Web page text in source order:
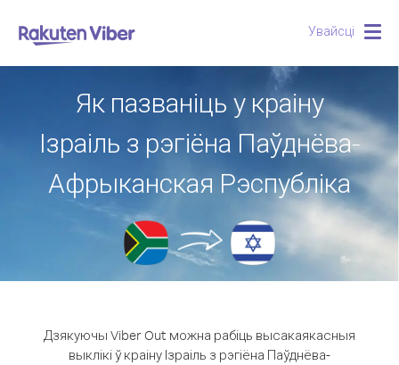
Увайсці
Як пазваніць у краіну
Ізраіль з рэгіёна Паўднёва-
Афрыканская Рэспубліка
Дзякуючы Viber Out можна рабіць высакаякасныя
выклікі ў краіну Ізраіль з рэгіёна Паўднёва-